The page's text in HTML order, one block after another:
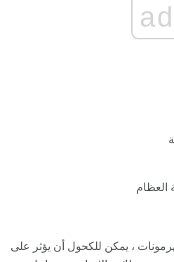
ad
العظام
، يمكن للكحول أن يؤثر على